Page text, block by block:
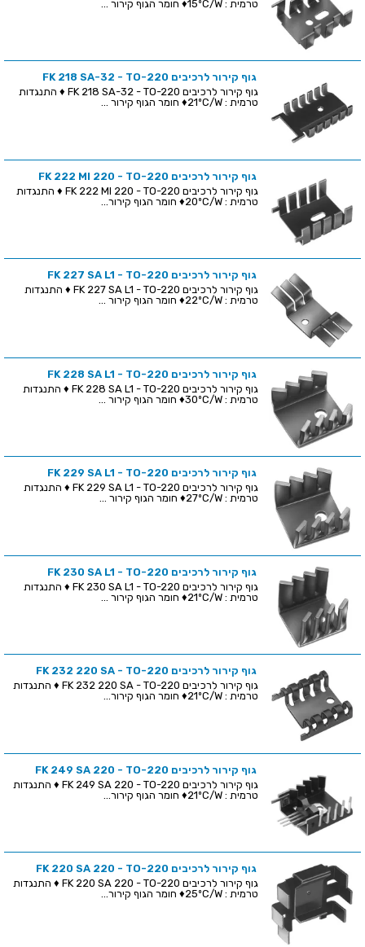
טרמית : 15ºC/W♦ חומר הגוף קירור ...
גוף קירור לרכיבים FK 218 SA-32 - TO-220
גוף קירור לרכיבים FK 218 SA-32 - TO-220 ♦ התנגדות
טרמית : 21ºC/W♦ חומר הגוף קירור ...
גוף קירור לרכיבים FK 222 MI 220 - TO-220
גוף קירור לרכיבים FK 222 MI 220 - TO-220 ♦ התנגדות
טרמית : 20ºC/W♦ חומר הגוף קירור...
גוף קירור לרכיבים FK 227 SA L1 - TO-220
גוף קירור לרכיבים FK 227 SA L1 - TO-220 ♦ התנגדות
טרמית : 22ºC/W♦ חומר הגוף קירור ...
גוף קירור לרכיבים FK 228 SA L1 - TO-220
גוף קירור לרכיבים FK 228 SA L1 - TO-220 ♦ התנגדות
טרמית : 30ºC/W♦ חומר הגוף קירור ...
גוף קירור לרכיבים FK 229 SA L1 - TO-220
גוף קירור לרכיבים FK 229 SA L1 - TO-220 ♦ התנגדות
טרמית : 27ºC/W♦ חומר הגוף קירור ...
גוף קירור לרכיבים FK 230 SA L1 - TO-220
גוף קירור לרכיבים FK 230 SA L1 - TO-220 ♦ התנגדות
טרמית : 21ºC/W♦ חומר הגוף קירור ...
גוף קירור לרכיבים FK 232 220 SA - TO-220
גוף קירור לרכיבים FK 232 220 SA - TO-220 ♦ התנגדות
טרמית : 21ºC/W♦ חומר הגוף קירור...
גוף קירור לרכיבים FK 249 SA 220 - TO-220
גוף קירור לרכיבים FK 249 SA 220 - TO-220 ♦ התנגדות
טרמית : 21ºC/W♦ חומר הגוף קירור...
גוף קירור לרכיבים FK 220 SA 220 - TO-220
גוף קירור לרכיבים FK 220 SA 220 - TO-220 ♦ התנגדות
טרמית : 25ºC/W♦ חומר הגוף קירור...